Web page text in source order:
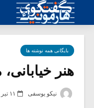
بایگانی همه نوشته ها
هنر
نیکو یوسفی ۱۱ تیر ۱۳۹۴